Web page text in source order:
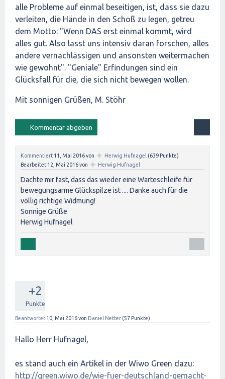
alle Probleme auf einmal beseitigen, ist, dass sie dazu
verleiten, die Hände in den Schoß zu legen, getreu
dem Motto: "Wenn DAS erst einmal kommt, wird
alles gut. Also lasst uns intensiv daran forschen, alles
andere vernachlässigen und ansonsten weitermachen
wie gewohnt". "Geniale" Erfindungen sind ein
Glücksfall für die, die sich nicht bewegen wollen.
Mit sonnigen Grüßen, M. Stöhr
Kommentiert 11, Mai 2016von ✦ Herwig Hufnagel (639 Punkte)
Bearbeitet 12, Mai 2016von ✦ Herwig Hufnagel
Dachte mir fast, dass das wieder eine Warteschleife für
bewegungsarme Glückspilze ist .... Danke auch für die
völlig richtige Widmung!
Sonnige Grüße
Herwig Hufnagel
+2
Punkte
Beantwortet 10, Mai 2016von Daniel Netter (57 Punkte)
Hallo Herr Hufnagel,
es stand auch ein Artikel in der Wiwo Green dazu:
http://green.wiwo.de/wie-fuer-deutschland-gemacht-